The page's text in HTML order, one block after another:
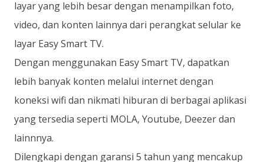
layar yang lebih besar dengan menampilkan foto,
video, dan konten lainnya dari perangkat selular ke
layar Easy Smart TV.
Dengan menggunakan Easy Smart TV, dapatkan
lebih banyak konten melalui internet dengan
koneksi wifi dan nikmati hiburan di berbagai aplikasi
yang tersedia seperti MOLA, Youtube, Deezer dan
lainnnya.
Dilengkapi dengan garansi 5 tahun yang mencakup